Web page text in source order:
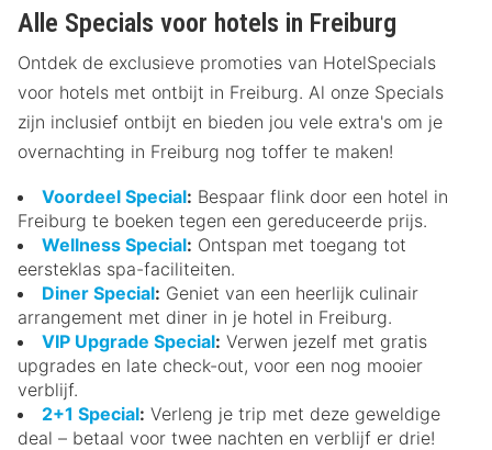
Alle Specials voor hotels in Freiburg
Ontdek de exclusieve promoties van HotelSpecials
voor hotels met ontbijt in Freiburg. Al onze Specials
zijn inclusief ontbijt en bieden jou vele extra's om je
overnachting in Freiburg nog toffer te maken!
Voordeel Special: Bespaar flink door een hotel in
Freiburg te boeken tegen een gereduceerde prijs.
Wellness Special: Ontspan met toegang tot
eersteklas spa-faciliteiten.
Diner Special: Geniet van een heerlijk culinair
arrangement met diner in je hotel in Freiburg.
VIP Upgrade Special: Verwen jezelf met gratis
upgrades en late check-out, voor een nog mooier
verblijf.
2+1 Special: Verleng je trip met deze geweldige
deal – betaal voor twee nachten en verblijf er drie!